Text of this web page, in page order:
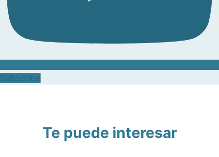
Te puede interesar